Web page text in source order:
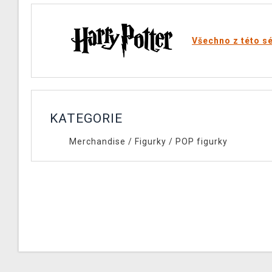
Všechno z této
KATEGORIE
Merchandise / Figurky / POP figurky